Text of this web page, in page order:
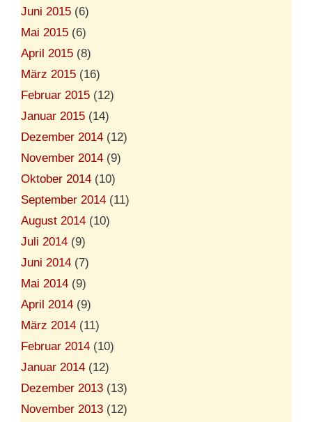
Juni 2015 (6)
Mai 2015 (6)
April 2015 (8)
März 2015 (16)
Februar 2015 (12)
Januar 2015 (14)
Dezember 2014 (12)
November 2014 (9)
Oktober 2014 (10)
September 2014 (11)
August 2014 (10)
Juli 2014 (9)
Juni 2014 (7)
Mai 2014 (9)
April 2014 (9)
März 2014 (11)
Februar 2014 (10)
Januar 2014 (12)
Dezember 2013 (13)
November 2013 (12)